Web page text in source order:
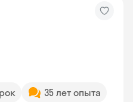
35 лет опыта